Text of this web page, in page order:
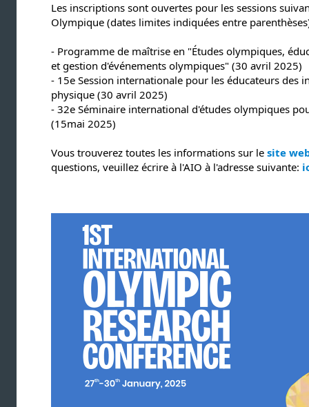
Les inscriptions sont ouvertes pour les sessions
Olympique (dates limites indiquées entre
- Programme de maîtrise en "Études olympiques,
et gestion d'événements olympiques" (30 avril 2025)
- 15e Session internationale pour les éducateurs des
physique (30 avril 2025)
- 32e Séminaire international d'études olympiques
(15mai 2025)
Vous trouverez toutes les informations sur le site
questions, veuillez écrire à l'AIO à l'adresse suivante: